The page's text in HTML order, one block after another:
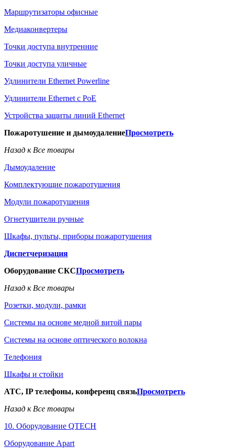
Маршрутизаторы офисные
Медиаконвертеры
Точки доступа внутренние
Точки доступа уличные
Удлинители Ethernet Powerline
Удлинители Ethernet с PoE
Устройства защиты линий Ethernet
Пожаротушение и дымоудалениеПросмотреть
Назад к Все товары
Дымоудаление
Комплектующие пожаротушения
Модули пожаротушения
Огнетушители ручные
Шкафы, пульты, приборы пожаротушения
Диспетчеризация
Оборудование СКСПросмотреть
Назад к Все товары
Розетки, модули, рамки
Системы на основе медной витой пары
Системы на основе оптического волокна
Телефония
Шкафы и стойки
АТС, IP телефоны, конференц связьПросмотреть
Назад к Все товары
10. Оборудование QTECH
Оборудование Apart